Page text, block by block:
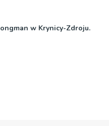
w Krynicy-Zdroju.